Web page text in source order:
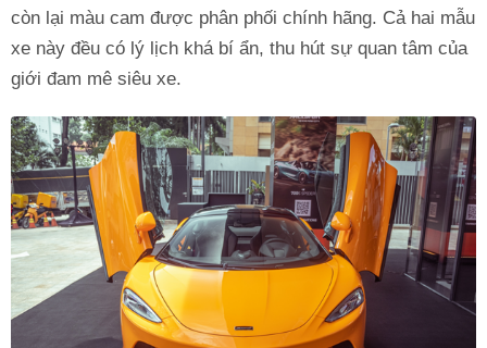
còn lại màu cam được phân phối chính hãng. Cả hai mẫu
xe này đều có lý lịch khá bí ẩn, thu hút sự quan tâm của
giới đam mê siêu xe.